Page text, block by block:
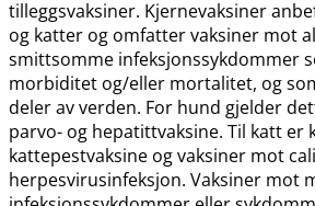
tilleggsvaksiner. Kjernevaksiner
og katter og omfatter vaksiner mot
smittsomme infeksjonssykdommer
morbiditet og​/​eller mortalitet, og
deler av verden. For hund gjelder
parvo- og hepatittvaksine. Til katt er
kattepestvaksine og vaksiner mot
herpesvirusinfeksjon. Vaksiner mot